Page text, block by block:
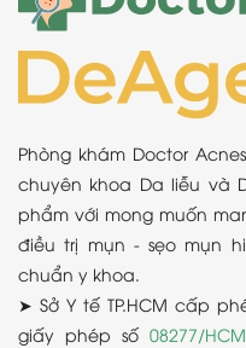
Phòng khám Doctor
chuyên khoa Da liễu và
phẩm với mong muốn
điều trị mụn - sẹo mụn
chuẩn y khoa.
➤ Sở Y tế TP.HCM cấp
giấy phép số 08277/